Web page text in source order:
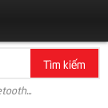
Tìm kiếm